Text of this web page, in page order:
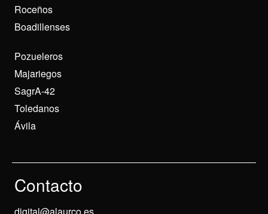
Roceños
Boadillenses
Pozueleros
Majariegos
SagrA-42
Toledanos
Ávila
Contacto